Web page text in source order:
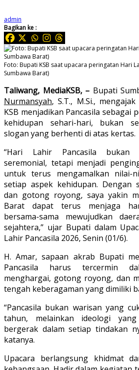
admin
Bagikan ke :
Foto: Bupati KSB saat upacara peringatan Hari
Sumbawa Barat)
Taliwang, MediaKSB, – Bupati
Nurmansyah, S.T., M.Si.,
KSB menjadikan Pancasila sebagai
kehidupan sehari-hari, bukan
slogan yang berhenti di atas kertas.
“Hari Lahir Pancasila bukan
seremonial, tetapi menjadi
untuk terus mengamalkan nilai-
setiap aspek kehidupan. Dengan
dan gotong royong, saya yakin
Barat dapat terus menjaga
bersama-sama mewujudkan
sejahtera,” ujar Bupati dalam
Lahir Pancasila 2026, Senin (01/6).
H. Amar, sapaan akrab Bupati
Pancasila harus tercermin
menghargai, gotong royong, dan
tengah keberagaman yang dimiliki
“Pancasila bukan warisan yang
tahun, melainkan ideologi
bergerak dalam setiap tindakan
katanya.
Upacara berlangsung khidmat